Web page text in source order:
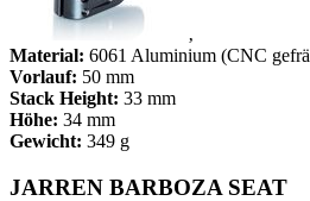
‚
Material: 6061 Aluminium (CNC
Vorlauf: 50 mm
Stack Height: 33 mm
Höhe: 34 mm
Gewicht: 349 g
JARREN BARBOZA SEAT